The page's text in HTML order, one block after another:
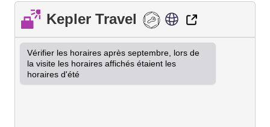
Kepler Travel
Vérifier les horaires après septembre, lors de
la visite les horaires affichés étaient les
horaires d'été